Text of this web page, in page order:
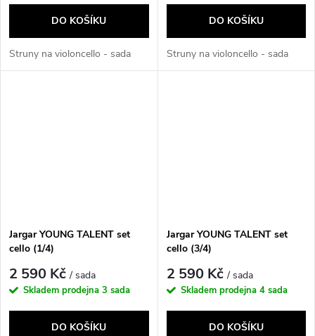
DO KOŠÍKU
Struny na violoncello - sada
DO KOŠÍKU
Struny na violoncello - sada
Jargar YOUNG TALENT set
cello (1/4)
2 590 Kč/ sada
Skladem prodejna 3 sada
DO KOŠÍKU
Jargar YOUNG TALENT set
cello (3/4)
2 590 Kč/ sada
Skladem prodejna 4 sada
DO KOŠÍKU